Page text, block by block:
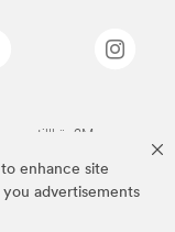
enhance site
advertisements
som tillhör 3M.